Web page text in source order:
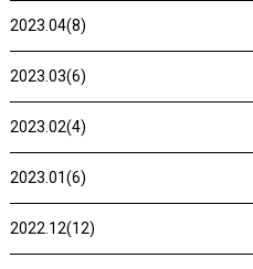
2023.04(8)
2023.03(6)
2023.02(4)
2023.01(6)
2022.12(12)